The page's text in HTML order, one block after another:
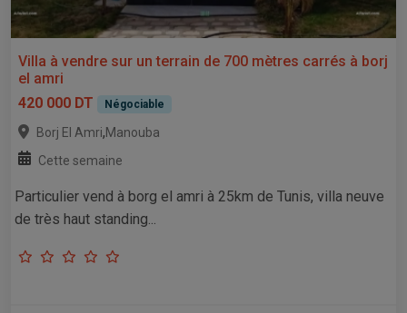
Villa à vendre sur un terrain de 700 mètres carrés à borj
el amri
420 000 DT
Négociable
Borj El Amri,Manouba
Cette semaine
Particulier vend à borg el amri à 25km de Tunis, villa neuve
de très haut standing...